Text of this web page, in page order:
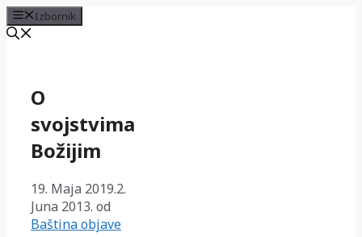
Izbornik
sadržaj
O
svojstvima
Božijim
19. Maja 2019.2.
Juna 2013. od
Baština objave